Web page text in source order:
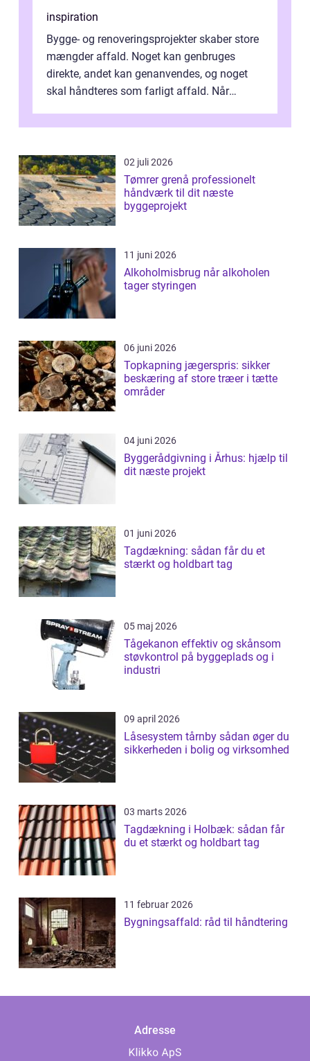
inspiration
Bygge- og renoveringsprojekter skaber store
mængder affald. Noget kan genbruges
direkte, andet kan genanvendes, og noget
skal håndteres som farligt affald. Når
02 juli 2026
Tømrer grenå professionelt
håndværk til dit næste
byggeprojekt
11 juni 2026
Alkoholmisbrug når alkoholen
tager styringen
06 juni 2026
Topkapning jægerspris: sikker
beskæring af store træer i tætte
områder
04 juni 2026
Byggerådgivning i Århus: hjælp til
dit næste projekt
01 juni 2026
Tagdækning: sådan får du et
stærkt og holdbart tag
05 maj 2026
Tågekanon effektiv og skånsom
støvkontrol på byggeplads og i
industri
09 april 2026
Låsesystem tårnby sådan øger du
sikkerheden i bolig og virksomhed
03 marts 2026
Tagdækning i Holbæk: sådan får
du et stærkt og holdbart tag
11 februar 2026
Bygningsaffald: råd til håndtering
Adresse